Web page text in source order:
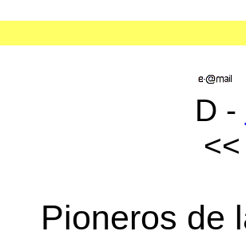
D -
Pioneros de